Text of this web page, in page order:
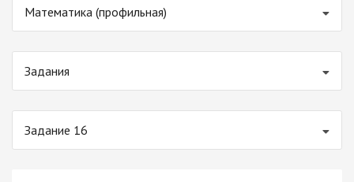
Математика (профильная)
Задания
Задание 16